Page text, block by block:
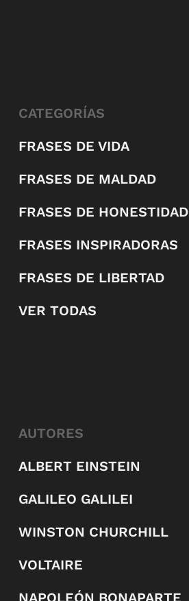
CATEGORÍAS
FRASES DE VIDA
FRASES DE MALDAD
FRASES DE HONESTIDAD
FRASES INSPIRADORAS
FRASES DE LIBERTAD
VER TODAS
AUTORES
ALBERT EINSTEIN
GALILEO GALILEI
WINSTON CHURCHILL
VOLTAIRE
NAPOLEÓN BONAPARTE